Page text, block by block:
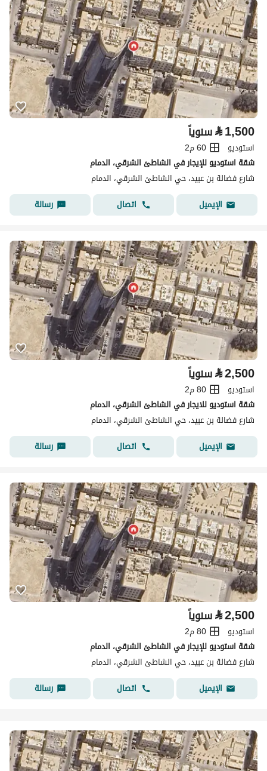
⃁1,500 سنوياً
استوديو
60 م2
شقة استوديو للإيجار في الشاطئ الشرقي، الدمام
شارع فضالة بن عبيد، حي الشاطئ الشرقي، الدمام
الإيميل
اتصال رسالة
⃁2,500 سنوياً
استوديو
80 م2
شقة استوديو للايجار في الشاطئ الشرقي، الدمام
شارع فضالة بن عبيد، حي الشاطئ الشرقي، الدمام
الإيميل
اتصال رسالة
⃁2,500 سنوياً
استوديو
80 م2
شقة استوديو للإيجار في الشاطئ الشرقي، الدمام
شارع فضالة بن عبيد، حي الشاطئ الشرقي، الدمام
الإيميل
اتصال رسالة